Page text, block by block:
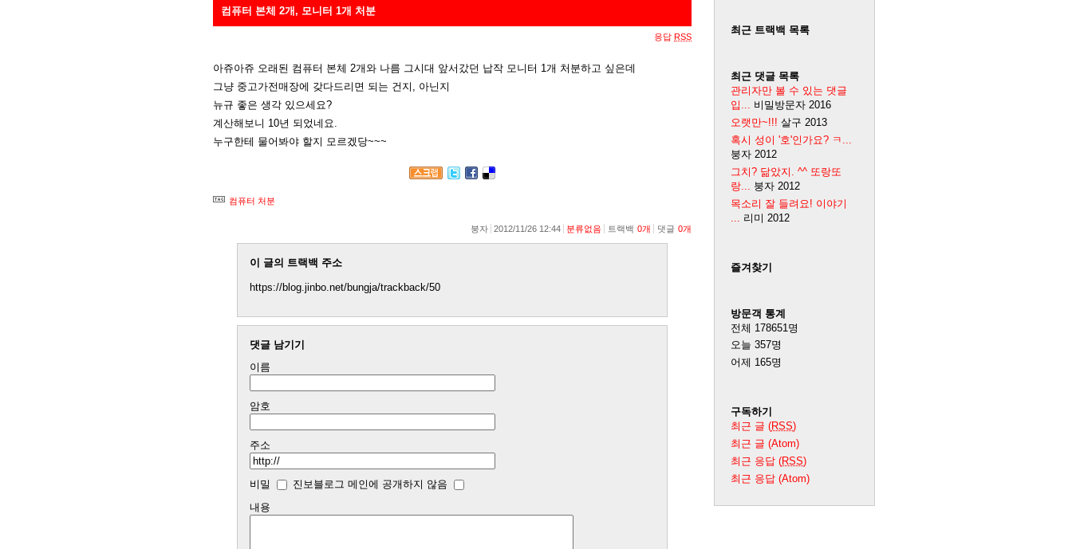
컴퓨터 본체 2개, 모니터 1개 처분
응답 RSS
아쥬아쥬 오래된 컴퓨터 본체 2개와 나름 그시대 앞서갔던 납작 모니터 1개 처분하고 싶은데
그냥 중고가전매장에 갖다드리면 되는 건지, 아닌지
뉴규 좋은 생각 있으세요?
계산해보니 10년 되었네요.
누구한테 물어봐야 할지 모르겠당~~~
컴퓨터 처분
붕자 2012/11/26 12:44 분류없음 트랙백 0개 댓글 0개
이 글의 트랙백 주소
https://blog.jinbo.net/bungja/trackback/50
댓글 남기기
이름
암호
주소
비밀
진보블로그 메인에 공개하지 않음
내용
최근 트랙백 목록
최근 댓글 목록
관리자만 볼 수 있는 댓글
입... 비밀방문자 2016
오랫만~!!! 살구 2013
혹시 성이 '호'인가요? ㅋ...
붕자 2012
그치? 닮았지. ^^ 또랑또
랑...
붕자 2012
목소리 잘 들려요! 이야기
리미 2012
즐겨찾기
방문객 통계
전체 178651 명
오늘 357명
어제 165명
구독하기
최근 글 (RSS)
최근 글 (Atom)
최근 응답 (RSS)
최근 응답 (Atom)